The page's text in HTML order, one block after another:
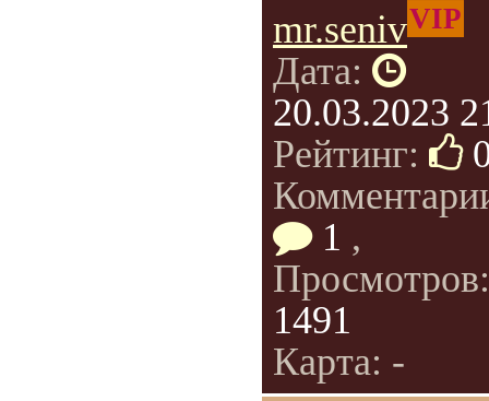
mr.senivVIP
Дата:
20.03.2023
Рейтинг:
1 ,
1491
Карта: -